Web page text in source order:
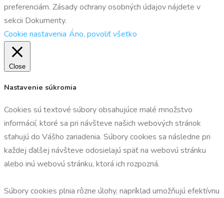
preferenciám. Zásady ochrany osobných údajov nájdete v
sekcii Dokumenty.
Cookie nastavenia Áno, povoliť všetko
Close
Nastavenie súkromia
Cookies sú textové súbory obsahujúce malé množstvo
informácií, ktoré sa pri návšteve našich webových stránok
sťahujú do Vášho zariadenia. Súbory cookies sa následne pri
každej ďalšej návšteve odosielajú späť na webovú stránku
alebo inú webovú stránku, ktorá ich rozpozná.
Súbory cookies plnia rôzne úlohy, napríklad umožňujú efektívnu